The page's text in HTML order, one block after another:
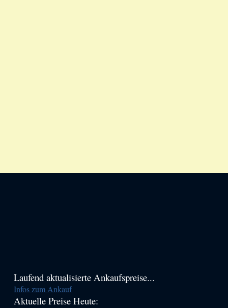
Haupt-
Sidebar
Laufend aktualisierte Ankaufspreise...
Infos zum Ankauf
Aktuelle Preise Heute: